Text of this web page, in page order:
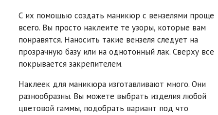
С их помощью создать маникюр с вензелями проще
всего. Вы просто наклеите те узоры, которые вам
понравятся. Наносить такие вензеля следует на
прозрачную базу или на однотонный лак. Сверху все
покрывается закрепителем.
Наклеек для маникюра изготавливают много. Они
разнообразны. Вы можете выбрать изделия любой
цветовой гаммы, подобрать вариант под что